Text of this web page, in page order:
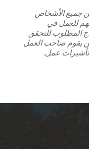
من جميع الأشخاص
للعمل في
المطلوب للتحقق
يقوم صاحب العمل
تأشيرات عمل.